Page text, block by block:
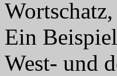
Ein
West- und